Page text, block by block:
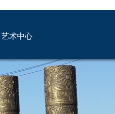
艺术中心